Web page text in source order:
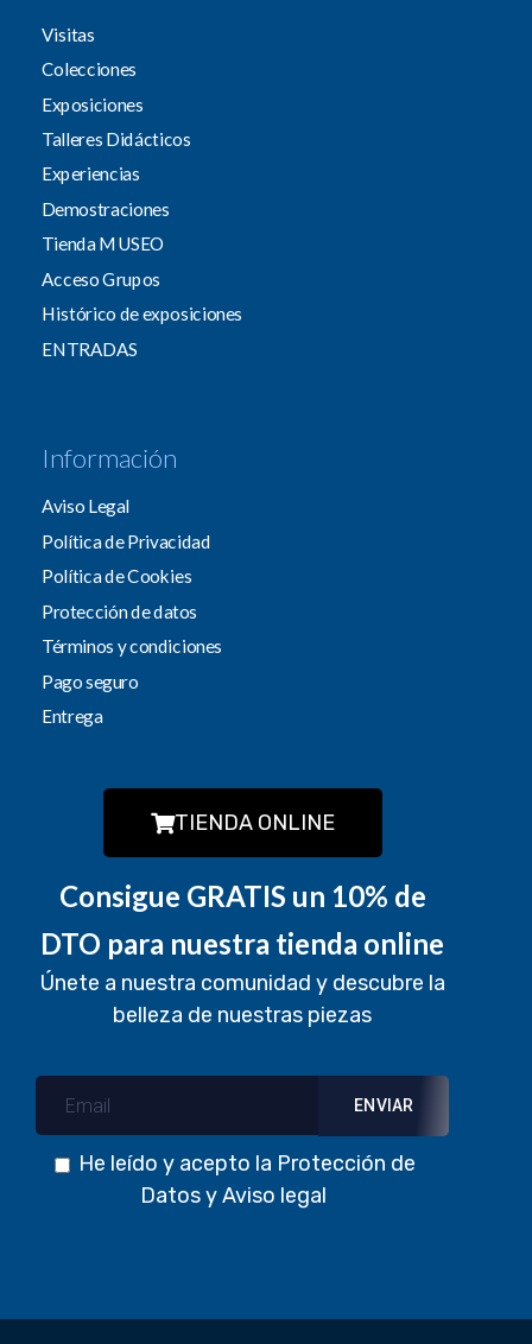
Visitas
Colecciones
Exposiciones
Talleres Didácticos
Experiencias
Demostraciones
Tienda MUSEO
Acceso Grupos
Histórico de exposiciones
ENTRADAS
Información
Aviso Legal
Política de Privacidad
Política de Cookies
Protección de datos
Términos y condiciones
Pago seguro
Entrega
TIENDA ONLINE
Consigue GRATIS un 10% de
DTO para nuestra tienda online
Únete a nuestra comunidad y descubre la
belleza de nuestras piezas
He leído y acepto la Protección de
DatosyAviso legal